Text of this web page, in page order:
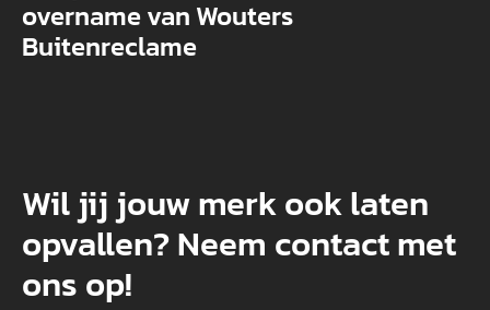
overname van Wouters
Buitenreclame
Wil jij jouw merk ook laten
opvallen? Neem contact met
ons op!